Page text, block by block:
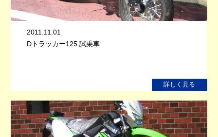
2011.11.01
Dトラッカー125 試乗車
詳しく見る